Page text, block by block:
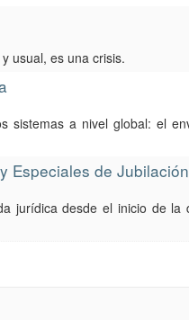
usual, es una crisis.
sistemas a nivel global: el
Especiales de Jubilación
jurídica desde el inicio de